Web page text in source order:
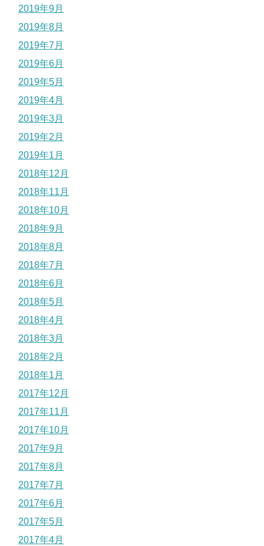
2019年9月
2019年8月
2019年7月
2019年6月
2019年5月
2019年4月
2019年3月
2019年2月
2019年1月
2018年12月
2018年11月
2018年10月
2018年9月
2018年8月
2018年7月
2018年6月
2018年5月
2018年4月
2018年3月
2018年2月
2018年1月
2017年12月
2017年11月
2017年10月
2017年9月
2017年8月
2017年7月
2017年6月
2017年5月
2017年4月